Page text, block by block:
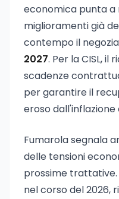
economica punta a
miglioramenti già
contempo il
2027. Per la CISL, il
scadenze
per garantire il
eroso dall'inflazione
Fumarola segnala
delle tensioni
prossime trattative.
nel corso del 2026,